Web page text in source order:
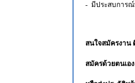
- มีประสบการ
สนใจสมัครงาน
สมัครด้วยตนเอ